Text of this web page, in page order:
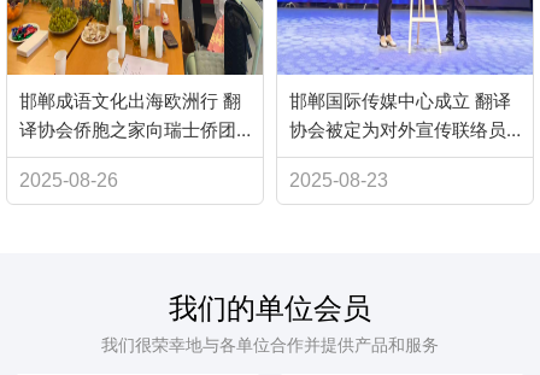
邯郸成语文化出海欧洲行 翻
译协会侨胞之家向瑞士侨团
赠送文化产品
2025-08-26
邯郸国际传媒中心成立 翻译
协会被定为对外宣传联络员
单位
2025-08-23
我们的单位会员
我们很荣幸地与各单位合作并提供产品和服务